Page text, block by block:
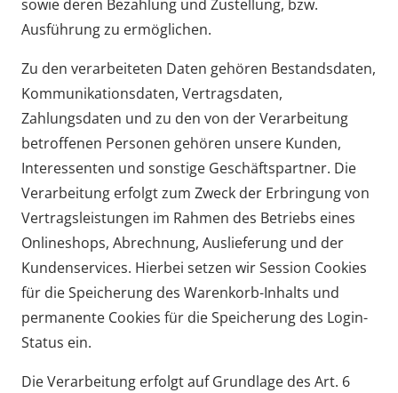
sowie deren Bezahlung und Zustellung, bzw.
Ausführung zu ermöglichen.
Zu den verarbeiteten Daten gehören Bestandsdaten,
Kommunikationsdaten, Vertragsdaten,
Zahlungsdaten und zu den von der Verarbeitung
betroffenen Personen gehören unsere Kunden,
Interessenten und sonstige Geschäftspartner. Die
Verarbeitung erfolgt zum Zweck der Erbringung von
Vertragsleistungen im Rahmen des Betriebs eines
Onlineshops, Abrechnung, Auslieferung und der
Kundenservices. Hierbei setzen wir Session Cookies
für die Speicherung des Warenkorb-Inhalts und
permanente Cookies für die Speicherung des Login-
Status ein.
Die Verarbeitung erfolgt auf Grundlage des Art. 6